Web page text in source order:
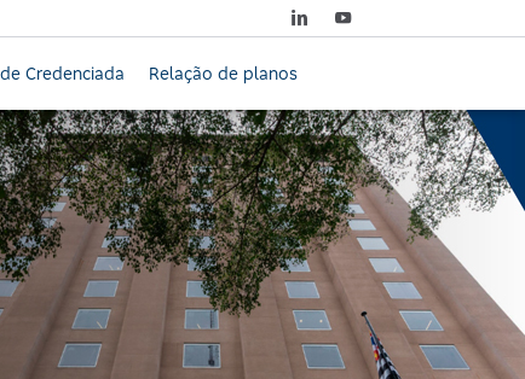
Credenciada Relação de planos